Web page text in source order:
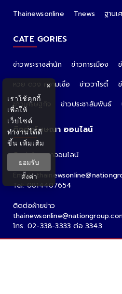
Thainewsonline
Tnews ฐานเ
CATE GORIES
ข่าวพระราชสำนัก ข่าวการเมือง
หวย ดวง ความเชื่อ
ข่าววาไรตี้
ข่าวเศรษฐกิจ
ข่าวประชาสัมพันธ์
ติดต่อโฆษณา ออนไลน์
ติดต่อโฆษณาออนไลน์
คุณอ้อ
Email :
Tel: 0814407654
ติดต่อฝ่ายข่าว
โทร. 02-338-3333 ต่อ 3343
×
เราใช้คุกกี้
เพื่อให้
เว็บไซต์
ทำงานได้ดี
ขึ้น เพิ่มเติม
ยอมรับ
ตั้งค่า